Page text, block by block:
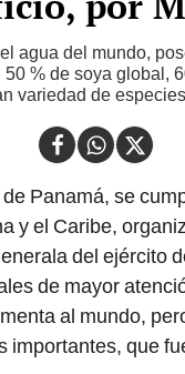
agua del mundo,
% de soya global,
variedad de
Panamá, se
y el Caribe,
del ejército
de mayor
al mundo,
importantes, que